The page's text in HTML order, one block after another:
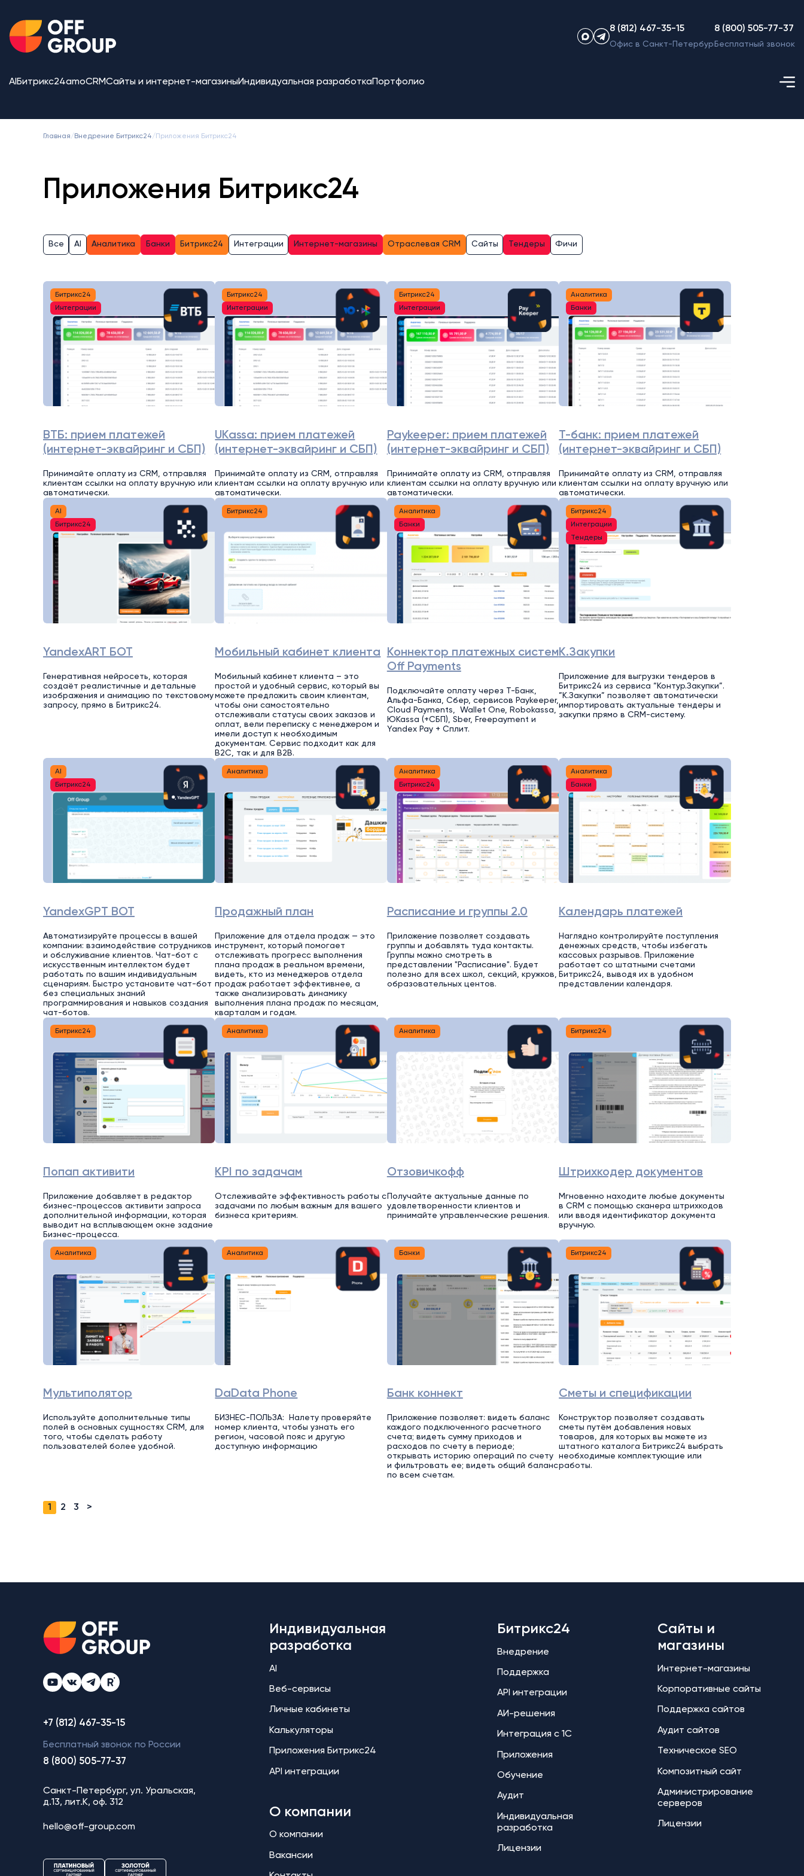
8 (812) 467-35-15
Офис в Санкт-Петербурге
8 (800) 505-77-37
Бесплатный звонок
AI Битрикс24amoCRMСайты и интернет-магазиныИндивидуальная разработкаПортфолио
Главная/ Внедрение Битрикс24/ Приложения Битрикс24
Приложения Битрикс24
Все AI Аналитика Банки Битрикс24 Интеграции Интернет-магазины Отраслевая CRM Сайты Тендеры Фичи
Битрикс24
Интеграции
ВТБ: прием платежей
(интернет-эквайринг и СБП)
Принимайте оплату из CRM, отправляя
клиентам ссылки на оплату вручную или
автоматически.
Битрикс24
Интеграции
UKassa: прием платежей
(интернет-эквайринг и СБП)
Принимайте оплату из CRM, отправляя
клиентам ссылки на оплату вручную или
автоматически.
Битрикс24
Интеграции
Paykeeper: прием платежей
(интернет-эквайринг и СБП)
Принимайте оплату из CRM, отправляя
клиентам ссылки на оплату вручную или
автоматически.
Аналитика
Банки
Т-банк: прием платежей
(интернет-эквайринг и СБП)
Принимайте оплату из CRM, отправляя
клиентам ссылки на оплату вручную или
автоматически.
AI
Битрикс24
YandexART БОТ
Генеративная нейросеть, которая
создаёт реалистичные и детальные
изображения и анимацию по текстовому
запросу, прямо в Битрикс24.
Битрикс24
Мобильный кабинет клиента
Мобильный кабинет клиента – это
простой и удобный сервис, который вы
можете предложить своим клиентам,
чтобы они самостоятельно
отслеживали статусы своих заказов и
оплат, вели переписку с менеджером и
имели доступ к необходимым
документам. Сервис подходит как для
B2C, так и для B2B.
Аналитика
Банки
Коннектор платежных систем
Off Payments
Подключайте оплату через Т-Банк,
Альфа-Банка, Сбер, сервисов Paykeeper,
Cloud Payments, Wallet One, Robokassa,
ЮKassa (+СБП), Sber, Freepayment и
Yandex Pay + Сплит.
Битрикс24
Интеграции
Тендеры
К.Закупки
Приложение для выгрузки тендеров в
Битрикс24 из сервиса “Контур.Закупки”.
”К.Закупки” позволяет автоматически
импортировать актуальные тендеры и
закупки прямо в CRM-систему.
AI
Битрикс24
YandexGPT BOT
Автоматизируйте процессы в вашей
компании: взаимодействие сотрудников
и обслуживание клиентов. Чат-бот с
искусственным интеллектом будет
работать по вашим индивидуальным
сценариям. Быстро установите чат-бот
без специальных знаний
программирования и навыков создания
чат-ботов.
Аналитика
Продажный план
Приложение для отдела продаж — это
инструмент, который помогает
отслеживать прогресс выполнения
плана продаж в реальном времени,
видеть, кто из менеджеров отдела
продаж работает эффективнее, а
также анализировать динамику
выполнения плана продаж по месяцам,
кварталам и годам.
Аналитика
Битрикс24
Расписание и группы 2.0
Приложение позволяет создавать
группы и добавлять туда контакты.
Группы можно смотреть в
представлении "Расписание". Будет
полезно для всех школ, секций, кружков,
образовательных центов.
Аналитика
Банки
Календарь платежей
Наглядно контролируйте поступления
денежных средств, чтобы избегать
кассовых разрывов. Приложение
работает со штатными счетами
Битрикс24, выводя их в удобном
представлении календаря.
Битрикс24
Попап активити
Приложение добавляет в редактор
бизнес-процессов активити запроса
дополнительной информации, которая
выводит на всплывающем окне задание
Бизнес-процесса.
Аналитика
KPI по задачам
Отслеживайте эффективность работы с
задачами по любым важным для вашего
бизнеса критериям.
Аналитика
Отзовичкофф
Получайте актуальные данные по
удовлетворенности клиентов и
принимайте управленческие решения.
Битрикс24
Штрихкодер документов
Мгновенно находите любые документы
в CRM с помощью сканера штрихкодов
или вводя идентификатор документа
вручную.
Аналитика
Мультиполятор
Используйте дополнительные типы
полей в основных сущностях CRM, для
того, чтобы сделать работу
пользователей более удобной.
Аналитика
DaData Phone
БИЗНЕС-ПОЛЬЗА: Налету проверяйте
номер клиента, чтобы узнать его
регион, часовой пояс и другую
доступную информацию
Банки
Банк коннект
Приложение позволяет: видеть баланс
каждого подключенного расчетного
счета; видеть сумму приходов и
расходов по счету в периоде;
открывать историю операций по счету
и фильтровать ее; видеть общий баланс
по всем счетам.
Битрикс24
Сметы и спецификации
Конструктор позволяет создавать
сметы путём добавления новых
товаров, для которых вы можете из
штатного каталога Битрикс24 выбрать
необходимые комплектующие или
работы.
1 2 3 >
Индивидуальная
разработка
AI
Веб-сервисы
Личные кабинеты
Калькуляторы
Приложения Битрикс24
API интеграции
О компании
О компании
Вакансии
Битрикс24
Внедрение
Поддержка
API интеграции
АИ-решения
Интеграция с 1С
Приложения
Обучение
Аудит
Индивидуальная
разработка
Лицензии
Сайты и
магазины
Интернет-магазины
Корпоративные сайты
Поддержка сайтов
Аудит сайтов
Техническое SEO
Композитный сайт
Администрирование
серверов
Лицензии
+7 (812) 467-35-15
Бесплатный звонок по России
8 (800) 505-77-37
Санкт-Петербург, ул. Уральская,
д.13, лит.К, оф. 312
hello@off-group.com